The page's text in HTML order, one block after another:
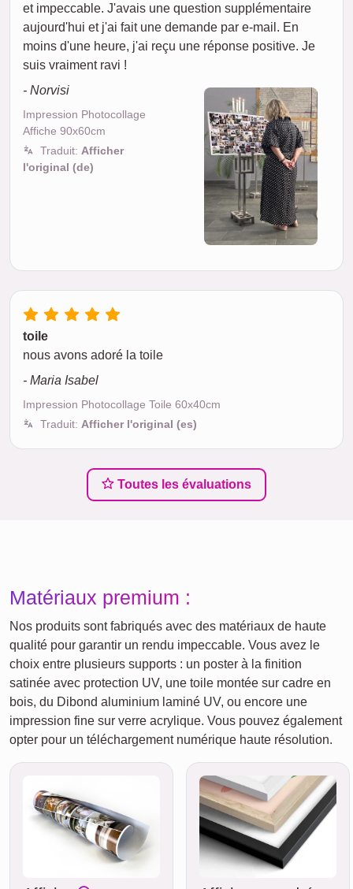
et impeccable. J'avais une question supplémentaire
aujourd'hui et j'ai fait une demande par e-mail. En
moins d'une heure, j'ai reçu une réponse positive. Je
suis vraiment ravi !
- Norvisi
Impression Photocollage
Affiche 90x60cm
Traduit: Afficher
l'original (de)
toile
nous avons adoré la toile
- Maria Isabel
Impression Photocollage Toile 60x40cm
Traduit: Afficher l'original (es)
Toutes les évaluations
Matériaux premium :
Nos produits sont fabriqués avec des matériaux de haute
qualité pour garantir un rendu impeccable. Vous avez le
choix entre plusieurs supports : un poster à la finition
satinée avec protection UV, une toile montée sur cadre en
bois, du Dibond aluminium laminé UV, ou encore une
impression fine sur verre acrylique. Vous pouvez également
opter pour un téléchargement numérique haute résolution.